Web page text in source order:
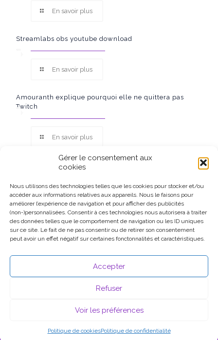
Gérer le consentement aux
cookies
Nous utilisons des technologies telles que les cookies pour stocker et/ou
accéder aux informations relatives aux appareils. Nous le faisons pour
améliorer l’expérience de navigation et pour afficher des publicités
(non-)personnalisées. Consentir à ces technologies nous autorisera à traiter
des données telles que le comportement de navigation ou les ID uniques
sur ce site. Le fait de ne pas consentir ou de retirer son consentement
peut avoir un effet négatif sur certaines fonctonnalités et caractéristiques.
Accepter
Refuser
Voir les préférences
Politique de cookiesPolitique de confidentialité
En savoir plus
Streamlabs obs youtube download
En savoir plus
Amouranth explique pourquoi elle ne quittera pas
Twitch
En savoir plus
Ce site participe au Programme Partenaires d’Amazon EU, un
programme d’affiliation conçu pour permettre à des sites de
percevoir une rémunération grâce à la création de liens vers
Amazon.fr.